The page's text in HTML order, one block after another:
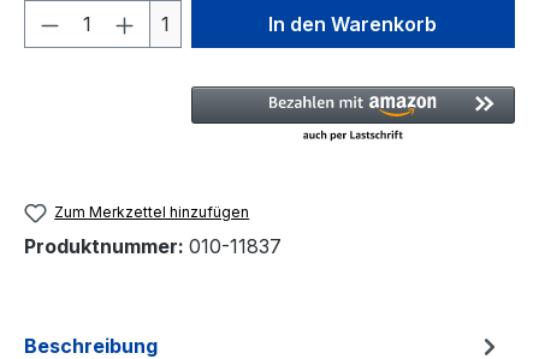
Produkt Anzahl: Gib den
1 In den Warenkorb
Zum Merkzettel hinzufügen
Produktnummer: 010-11837
Beschreibung